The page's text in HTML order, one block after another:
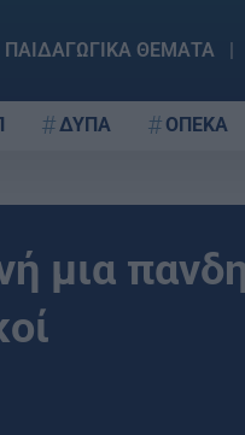
ΠΑΙΔΑΓΩΓΙΚΑ ΘΕΜΑΤΑ
ΔΥΠΑ ΟΠΕΚΑ
μια